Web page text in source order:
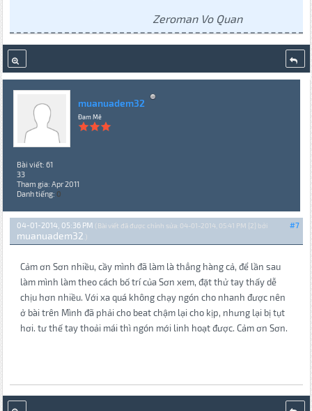
Zeroman Vo Quan
muanuadem32
Đam Mê
Bài viết: 61
33
Tham gia: Apr 2011
Danh tiếng: 0
#7
04-01-2014, 05:36 PM (Bài viết đã được chỉnh sửa: 04-01-2014, 05:41 PM {2} bởi
muanuadem32 .)
Cảm ơn Sơn nhiều, cầy mình đã làm là thẳng hàng cả, để lần sau
làm mình làm theo cách bố trí của Sơn xem, đặt thử tay thấy dễ
chịu hơn nhiều. Với xa quá không chạy ngón cho nhanh được nên
ở bài trên Mình đã phải cho beat chậm lại cho kịp, nhưng lại bị tụt
hơi. tư thế tay thoải mái thì ngón mới linh hoạt được. Cảm ơn Sơn.